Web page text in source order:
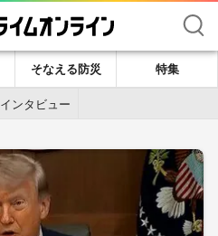
検索
そなえる防災 特集
インタビュー